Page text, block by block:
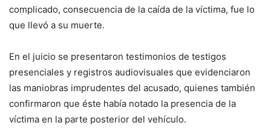
complicado, consecuencia de la caída de la víctima, fue lo
que llevó a su muerte.
En el juicio se presentaron testimonios de testigos
presenciales y registros audiovisuales que evidenciaron
las maniobras imprudentes del acusado, quienes también
confirmaron que éste había notado la presencia de la
víctima en la parte posterior del vehículo.